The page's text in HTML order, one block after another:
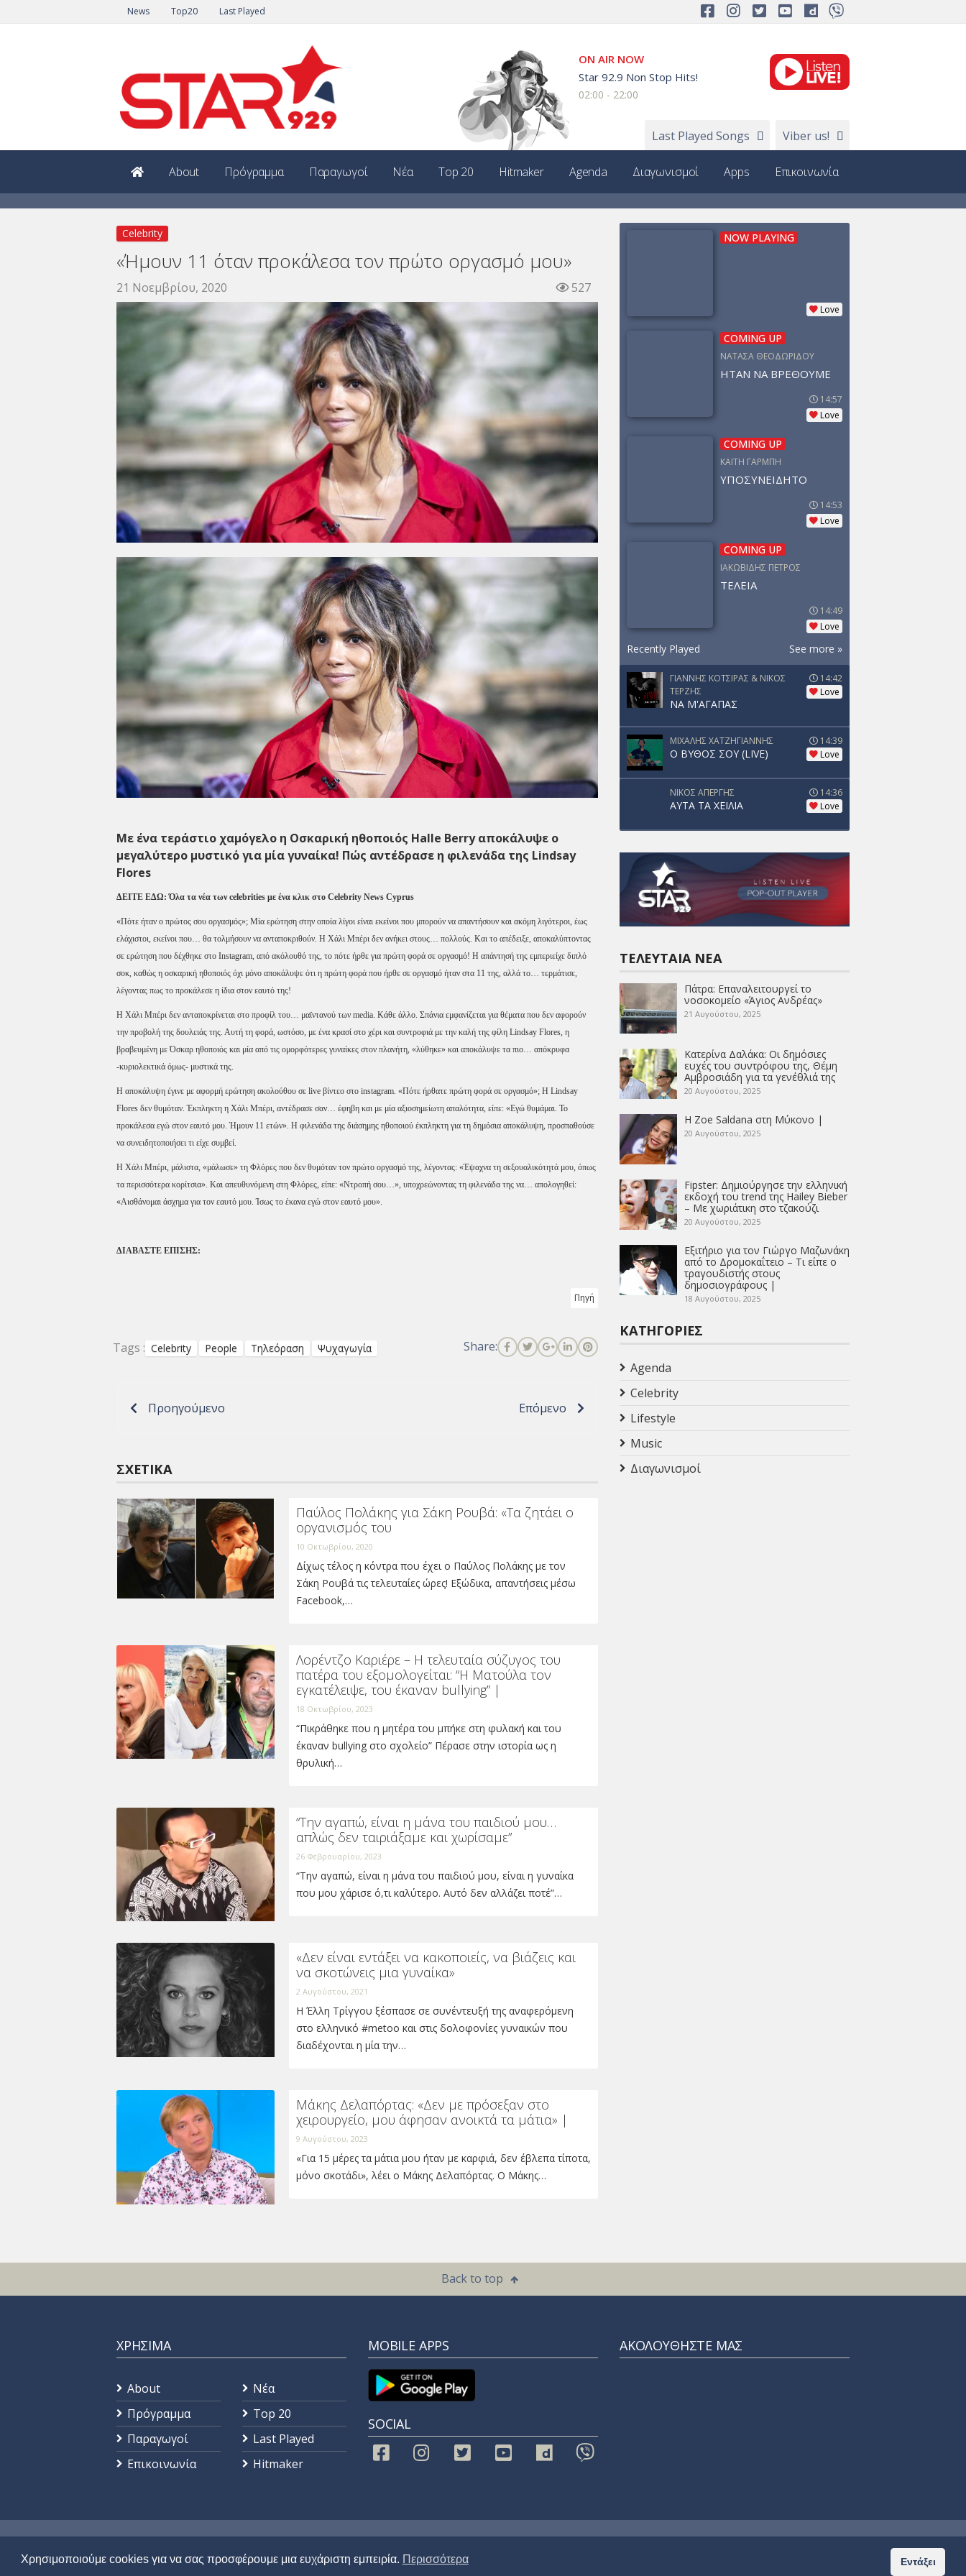
News Top20 Last Played
ON AIR NOW
Star 92.9 Non Stop Hits!
02:00 - 22:00
Last Played Songs Viber us!
About Πρόγραμμα Παραγωγοί Νέα Top 20 Hitmaker Agenda Διαγωνισμοί Apps Επικοινωνία
Celebrity
«Ήμουν 11 όταν προκάλεσα τον πρώτο οργασμό μου»
21 Νοεμβρίου, 2020 527
Με ένα τεράστιο χαμόγελο η Οσκαρική ηθοποιός Halle Berry αποκάλυψε ο
μεγαλύτερο μυστικό για μία γυναίκα! Πώς αντέδρασε η φιλενάδα της Lindsay
Flores
ΔΕΙΤΕ ΕΔΩ:Όλα τα νέα των celebrities με ένα κλικ στο Celebrity News Cyprus
«Πότε ήταν ο πρώτος σου οργασμός»; Μία ερώτηση στην οποία λίγοι είναι εκείνοι που μπορούν να απαντήσουν και ακόμη λιγότεροι, έως
ελάχιστοι, εκείνοι που… θα τολμήσουν να ανταποκριθούν. Η Χάλι Μπέρι δεν ανήκει στους… πολλούς. Και το απέδειξε, αποκαλύπτοντας
σε ερώτηση που δέχθηκε στο Instagram, από ακόλουθό της, το πότε ήρθε για πρώτη φορά σε οργασμό! Η απάντησή της εμπεριείχε διπλό
σοκ, καθώς η οσκαρική ηθοποιός όχι μόνο αποκάλυψε ότι η πρώτη φορά που ήρθε σε οργασμό ήταν στα 11 της, αλλά το… τερμάτισε,
λέγοντας πως το προκάλεσε η ίδια στον εαυτό της!
Η Χάλι Μπέρι δεν ανταποκρίνεται στο προφίλ του… μαϊντανού των media. Κάθε άλλο. Σπάνια εμφανίζεται για θέματα που δεν αφορούν
την προβολή της δουλειάς της. Αυτή τη φορά, ωστόσο, με ένα κρασί στο χέρι και συντροφιά με την καλή της φίλη Lindsay Flores, η
βραβευμένη με Όσκαρ ηθοποιός και μία από τις ομορφότερες γυναίκες στον πλανήτη, «λύθηκε» και αποκάλυψε τα πιο… απόκρυφα
-κυριολεκτικά όμως- μυστικά της.
Η αποκάλυψη έγινε με αφορμή ερώτηση ακολούθου σε live βίντεο στο instagram. «Πότε ήρθατε πρώτη φορά σε οργασμό»; Η Lindsay
Flores δεν θυμόταν. Έκπληκτη η Χάλι Μπέρι, αντέδρασε σαν… έφηβη και με μία αξιοσημείωτη απαλότητα, είπε: «Εγώ θυμάμαι. Το
προκάλεσα εγώ στον εαυτό μου. Ήμουν 11 ετών». Η φιλενάδα της διάσημης ηθοποιού έκπληκτη για τη δημόσια αποκάλυψη, προσπαθούσε
να συνειδητοποιήσει τι είχε συμβεί.
Η Χάλι Μπέρι, μάλιστα, «μάλωσε» τη Φλόρες που δεν θυμόταν τον πρώτο οργασμό της, λέγοντας: «Έψαχνα τη σεξουαλικότητά μου, όπως
τα περισσότερα κορίτσια». Και απευθυνόμενη στη Φλόρες, είπε: «Ντροπή σου…», υποχρεώνοντας τη φιλενάδα της να… απολογηθεί:
«Αισθάνομαι άσχημα για τον εαυτό μου. Ίσως το έκανα εγώ στον εαυτό μου».
ΔΙΑΒΑΣΤΕ ΕΠΙΣΗΣ:
Πηγή
Tags : Celebrity People Τηλεόραση Ψυχαγωγία Share:
Προηγούμενο Επόμενο
ΣΧΕΤΙΚΆ
Παύλος Πολάκης για Σάκη Ρουβά: «Τα ζητάει ο
οργανισμός του
10 Οκτωβρίου, 2020
Δίχως τέλος η κόντρα που έχει ο Παύλος Πολάκης με τον
Σάκη Ρουβά τις τελευταίες ώρες! Εξώδικα, απαντήσεις μέσω
Facebook,…
Λορέντζο Καριέρε – Η τελευταία σύζυγος του
πατέρα του εξομολογείται: “Η Ματούλα τον
εγκατέλειψε, του έκαναν bullying” |
18 Οκτωβρίου, 2023
“Πικράθηκε που η μητέρα του μπήκε στη φυλακή και του
έκαναν bullying στο σχολείο” Πέρασε στην ιστορία ως η
θρυλική…
“Την αγαπώ, είναι η μάνα του παιδιού μου…
απλώς δεν ταιριάξαμε και χωρίσαμε”
26 Φεβρουαρίου, 2023
“Την αγαπώ, είναι η μάνα του παιδιού μου, είναι η γυναίκα
που μου χάρισε ό,τι καλύτερο. Αυτό δεν αλλάζει ποτέ”…
«Δεν είναι εντάξει να κακοποιείς, να βιάζεις και
να σκοτώνεις μια γυναίκα»
2 Αυγούστου, 2021
Η Έλλη Τρίγγου ξέσπασε σε συνέντευξή της αναφερόμενη
στο ελληνικό #metoo και στις δολοφονίες γυναικών που
διαδέχονται η μία την…
Μάκης Δελαπόρτας: «Δεν με πρόσεξαν στο
χειρουργείο, μου άφησαν ανοικτά τα μάτια» |
9 Αυγούστου, 2023
«Για 15 μέρες τα μάτια μου ήταν με καρφιά, δεν έβλεπα τίποτα,
μόνο σκοτάδι», λέει ο Μάκης Δελαπόρτας. Ο Μάκης…
NOW PLAYING
Love
COMING UP
ΝΑΤΑΣΑ ΘΕΟΔΩΡΙΔΟΥ
ΗΤΑΝ ΝΑ ΒΡΕΘΟΥΜΕ
14:57
Love
COMING UP
ΚΑΙΤΗ ΓΑΡΜΠΗ
ΥΠΟΣΥΝΕΙΔΗΤΟ
14:53
Love
COMING UP
ΙΑΚΩΒΙΔΗΣ ΠΕΤΡΟΣ
ΤΕΛΕΙΑ
14:49
Love
Recently Played See more »
ΓΙΑΝΝΗΣ ΚΟΤΣΙΡΑΣ & ΝΙΚΟΣ
ΤΕΡΖΗΣ
ΝΑ Μ'ΑΓΑΠΑΣ
14:42
Love
ΜΙΧΑΛΗΣ ΧΑΤΖΗΓΙΑΝΝΗΣ
Ο ΒΥΘΟΣ ΣΟΥ (LIVE)
14:39
Love
ΝΙΚΟΣ ΑΠΕΡΓΗΣ
ΑΥΤΑ ΤΑ ΧΕΙΛΙΑ
14:36
Love
ΤΕΛΕΥΤΑΊΑ ΝΈΑ
Πάτρα: Επαναλειτουργεί το
νοσοκομείο «Άγιος Ανδρέας»
21 Αυγούστου, 2025
Κατερίνα Δαλάκα: Οι δημόσιες
ευχές του συντρόφου της, Θέμη
Αμβροσιάδη για τα γενέθλιά της
20 Αυγούστου, 2025
Η Zoe Saldana στη Μύκονο |
20 Αυγούστου, 2025
Fipster: Δημιούργησε την ελληνική
εκδοχή του trend της Hailey Bieber
– Με χωριάτικη στο τζακούζι
20 Αυγούστου, 2025
Εξιτήριο για τον Γιώργο Μαζωνάκη
από το Δρομοκαΐτειο – Τι είπε ο
τραγουδιστής στους
δημοσιογράφους |
18 Αυγούστου, 2025
ΚΑΤΗΓΟΡΊΕΣ
Agenda
Celebrity
Lifestyle
Music
Διαγωνισμοί
Back to top
ΧΡΗΣΙΜΑ
About
Πρόγραμμα
Παραγωγοί
Επικοινωνία
Νέα
Top 20
Last Played
Hitmaker
MOBILE APPS
SOCIAL
ΑΚΟΛΟΥΘΗΣΤΕ ΜΑΣ
© 2021 |STAR 92.9| All Rights Reserved
Χρησιμοποιούμε cookies για να σας προσφέρουμε μια ευχάριστη εμπειρία. Περισσότερα Εντάξει